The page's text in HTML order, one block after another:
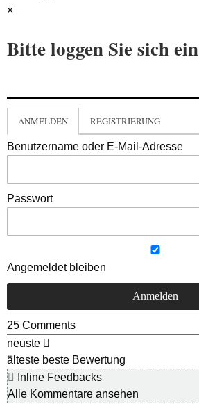
×
Bitte loggen Sie sich ein
ANMELDEN REGISTRIERUNG
Benutzername oder E-Mail-Adresse
Passwort
Angemeldet bleiben
25 Comments
neuste
älteste beste Bewertung
Inline Feedbacks
Alle Kommentare ansehen